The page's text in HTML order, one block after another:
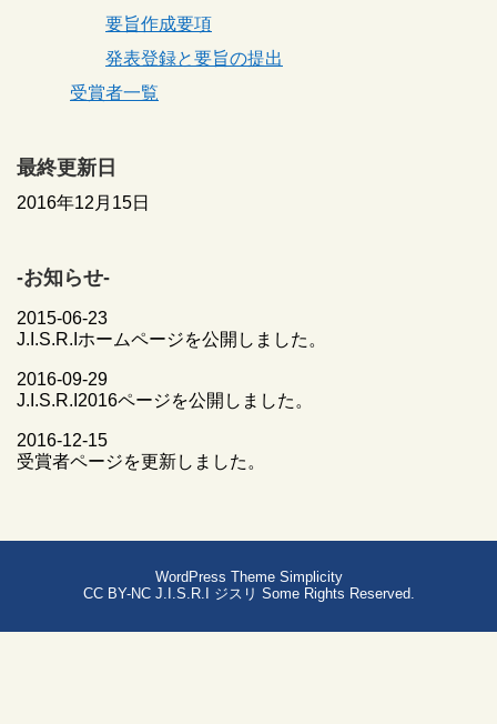
要旨作成要項
発表登録と要旨の提出
受賞者一覧
最終更新日
2016年12月15日
-お知らせ-
2015-06-23
J.I.S.R.Iホームページを公開しました。
2016-09-29
J.I.S.R.I2016ページを公開しました。
2016-12-15
受賞者ページを更新しました。
WordPress Theme Simplicity
CC BY-NC J.I.S.R.I ジスリ Some Rights Reserved.